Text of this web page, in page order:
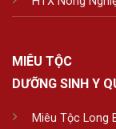
MIÊU TỘC
DƯỠNG SINH Y
Miêu Tộc Long